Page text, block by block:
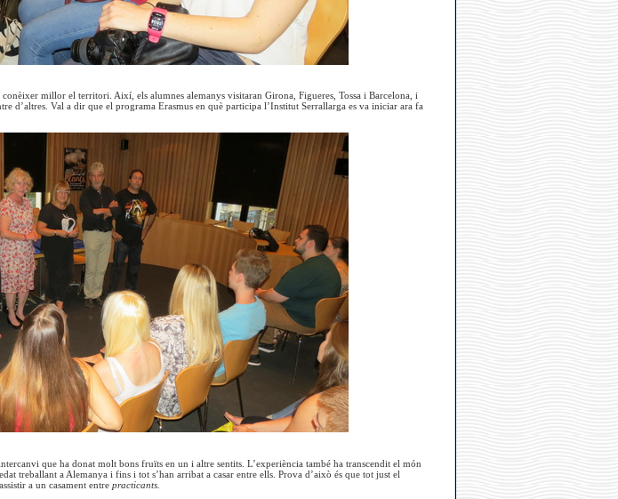
conèixer millor el territori. Així, els alumnes alemanys visitaran Girona, Figueres, Tossa i Barcelona, i
d’altres. Val a dir que el programa Erasmus en què participa l’Institut Serrallarga es va iniciar ara fa
que ha donat molt bons fruïts en un i altre sentits. L’experiència també ha transcendit el món
treballant a Alemanya i fins i tot s’han arribat a casar entre ells. Prova d’això és que tot just el
a un casament entre practicants.